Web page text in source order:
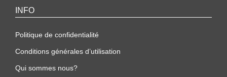
INFO
Politique de confidentialité
Conditions générales d’utilisation
Qui sommes nous?